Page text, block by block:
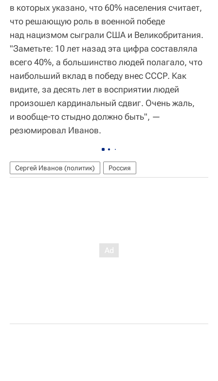
в которых указано, что 60% населения считает,
что решающую роль в военной победе
над нацизмом сыграли США и Великобритания.
"Заметьте: 10 лет назад эта цифра составляла
всего 40%, а большинство людей полагало, что
наибольший вклад в победу внес СССР. Как
видите, за десять лет в восприятии людей
произошел кардинальный сдвиг. Очень жаль,
и вообще-то стыдно должно быть", —
резюмировал Иванов.
Сергей Иванов (политик) Россия